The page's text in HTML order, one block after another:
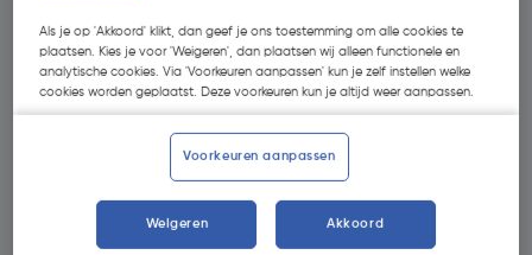
€ 37,75
€ 36,04
Selecteer winkel - Bekijk voorraadniveaus en haal binnen 10
minuten op
Als je op 'Akkoord' klikt, dan geef je ons toestemming om alle cookies te
plaatsen. Kies je voor 'Weigeren', dan plaatsen wij alleen functionele en
analytische cookies. Via 'Voorkeuren aanpassen' kun je zelf instellen welke
cookies worden geplaatst. Deze voorkeuren kun je altijd weer aanpassen.
Voorkeuren aanpassen
Weigeren Akkoord